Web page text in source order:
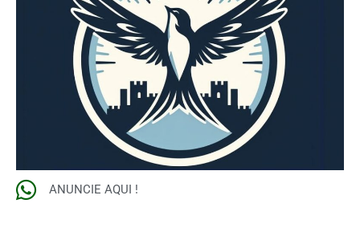
ANUNCIE AQUI !